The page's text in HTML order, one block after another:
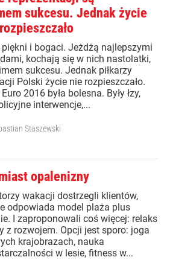
sukcesu. Jednak życie
piękni i bogaci. Jeżdżą najlepszymi
kochają się w nich nastolatki,
sukcesu. Jednak piłkarzy
Polski życie nie rozpieszczało.
2016 była bolesna. Były łzy,
interwencje,...
Staszewski
opalenizny
wakacji dostrzegli klientów,
odpowiada model plaża plus
I zaproponowali coś więcej: relaks
z rozwojem. Opcji jest sporo: joga
krajobrazach, nauka
w lesie, fitness w...